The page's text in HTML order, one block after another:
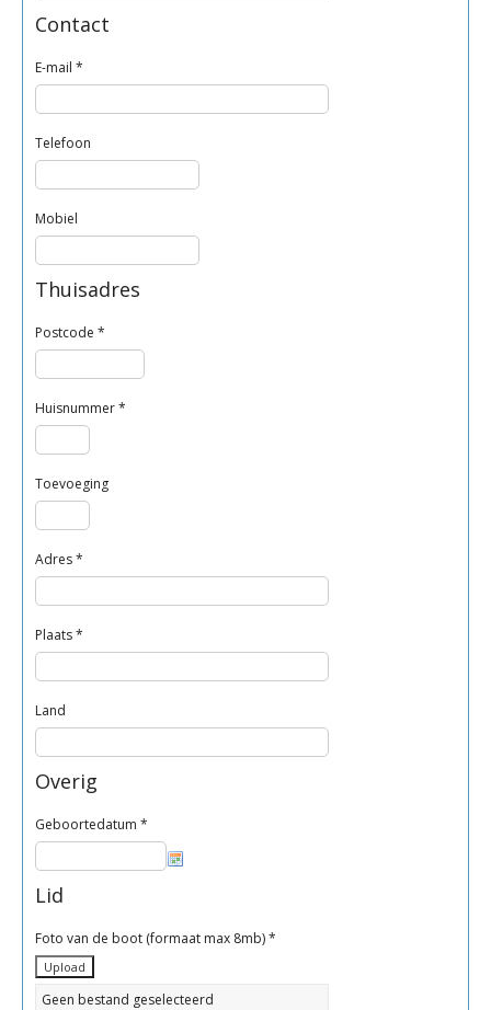
Contact
E-mail *
Telefoon
Mobiel
Thuisadres
Postcode *
Huisnummer*
Toevoeging
Adres*
Plaats*
Land
Overig
Geboortedatum *
Lid
Foto van de boot (formaat max 8mb)*
Geen bestand geselecteerd